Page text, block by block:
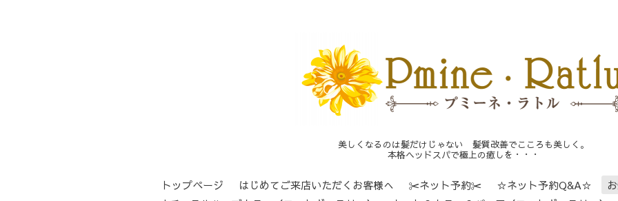
美しくなるのは髪だけじゃない 髪質改善でこころも美しく。
本格ヘッドスパで極上の癒しを・・・
トップページ はじめてご来店いただくお客様へ ✂ネット予約✂ ☆ネット予約Q&A☆